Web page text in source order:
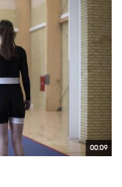
00:09